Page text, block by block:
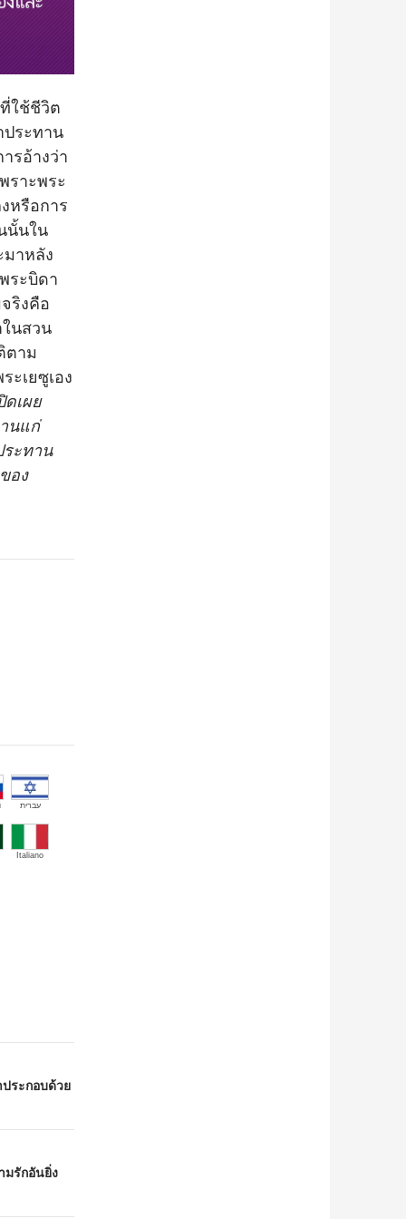
ใช้ชีวิต
ประทาน
รอ้างว่า
ราะพระ
หรือการ
นั้นใน
าหลัง
ระบิดา
ริงคือ
นสวน
ตาม
ะเยซูเอง
ดเผย
นแก่
ระทาน
อง
עברית
Italiano
ประกอบด้วย
มรักอันยิ่ง